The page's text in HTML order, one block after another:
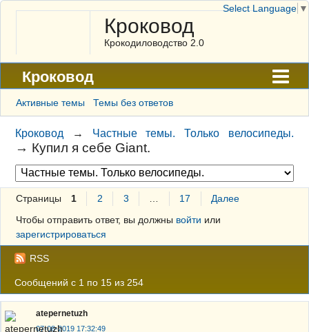
Кроковод
Крокодиловодство 2.0
Кроковод
Форум
Архив
ГАЛЕРЕЯ
Правила
Поиск
Регистрация
Вход
Активные темы Темы без ответов
Кроковод → Частные темы. Только велосипеды.
→ Купил я себе Giant.
Страницы 1 2 3 17
Далее
Чтобы отправить ответ, вы должны войти или
зарегистрироваться
RSS
Сообщений с 1 по 15 из 254
atepernetuzh
07-08-2019 17:32:49
Select Language ▼